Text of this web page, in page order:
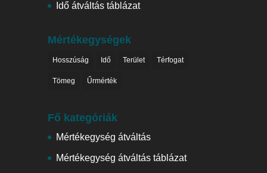
Idő átváltás táblázat
Mértékegységek
Hosszúság Idő Terület Térfogat
Tömeg Űrmérték
Fő kategóriák
Mértékegység átváltás
Mértékegység átváltás táblázat